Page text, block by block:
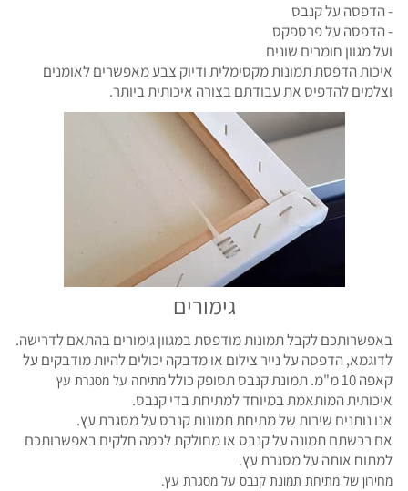
- הדפסה על קנבס
- הדפסה על פרספקס
ועל מגוון חומרים שונים
איכות הדפסת תמונות מקסימלית ודיוק צבע מאפשרים לאומנים
וצלמים להדפיס את עבודתם בצורה איכותית ביותר.
גימורים
באפשרותכם לקבל תמונות מודפסת במגוון גימורים בהתאם לדרישה.
לדוגמא, הדפסה על נייר צילום או מדבקה יכולים להיות מודבקים על
קאפה 10 מ"מ. תמונת קנבס תסופק כולל
מתיחה על מסגרת עץ
איכותית המותאמת במיוחד למתיחת בדי קנבס.
אנו נותנים שירות של מתיחת תמונות קנבס על מסגרת עץ.
אם רכשתם תמונה על קנבס או מחולקת לכמה חלקים באפשרותכם
למתוח אותה על מסגרת עץ.
מחירון של מתיחת תמונת קנבס על מסגרת עץ.